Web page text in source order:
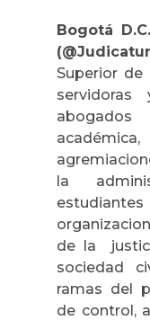
Bogotá
Superior de
servidoras
la
de la
sociedad
ramas del
de control,